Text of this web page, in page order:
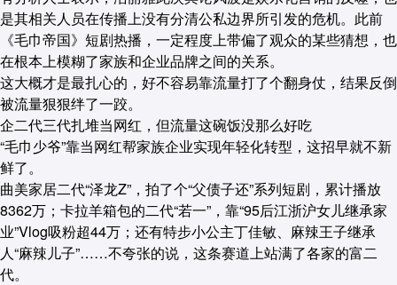
是其相关人员在传播上没有分清公私边界所引发的危机。此前
《毛巾帝国》短剧热播，一定程度上带偏了观众的某些猜想，也
在根本上模糊了家族和企业品牌之间的关系。
这大概才是最扎心的，好不容易靠流量打了个翻身仗，结果反倒
被流量狠狠绊了一跤。
企二代三代扎堆当网红，但流量这碗饭没那么好吃
“毛巾少爷”靠当网红帮家族企业实现年轻化转型，这招早就不新
鲜了。
曲美家居二代“泽龙Z”，拍了个“父债子还”系列短剧，累计播放
8362万；卡拉羊箱包的二代“若一”，靠“95后江浙沪女儿继承家
业”Vlog吸粉超44万；还有特步小公主丁佳敏、麻辣王子继承
人“麻辣儿子”……不夸张的说，这条赛道上站满了各家的富二
代。